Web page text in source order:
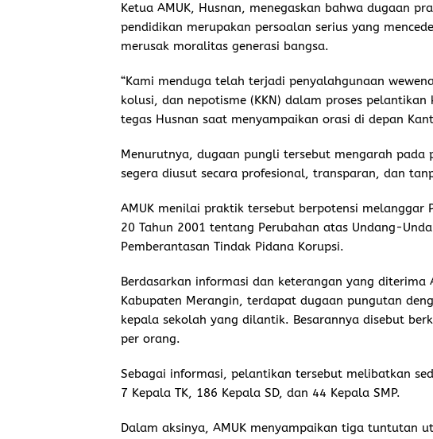
Ketua AMUK, Husnan, menegaskan bahwa dugaan
pendidikan merupakan persoalan serius yang
merusak moralitas generasi bangsa.
“Kami menduga telah terjadi penyalahgunaan
kolusi, dan nepotisme (KKN) dalam proses
tegas Husnan saat menyampaikan orasi di depan
Menurutnya, dugaan pungli tersebut mengarah pada
segera diusut secara profesional, transparan, dan
AMUK menilai praktik tersebut berpotensi melanggar
20 Tahun 2001 tentang Perubahan atas Undang-
Pemberantasan Tindak Pidana Korupsi.
Berdasarkan informasi dan keterangan yang diterima
Kabupaten Merangin, terdapat dugaan pungutan
kepala sekolah yang dilantik. Besarannya disebut
per orang.
Sebagai informasi, pelantikan tersebut melibatkan
7 Kepala TK, 186 Kepala SD, dan 44 Kepala SMP.
Dalam aksinya, AMUK menyampaikan tiga tuntutan